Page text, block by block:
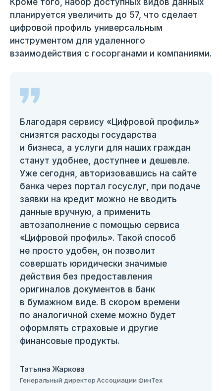
планируется увеличить до 57, что сделает
цифровой профиль универсальным
инструментом для удаленного
взаимодействия с госорганами и компаниями.
Благодаря сервису «Цифровой профиль»
снизятся расходы государства
и бизнеса, а услуги для наших граждан
станут удобнее, доступнее и дешевле.
Уже сегодня, авторизовавшись на сайте
банка через портал госуслуг, при подаче
заявки на кредит можно не вводить
данные вручную, а применить
автозаполнение с помощью сервиса
«Цифровой профиль». Такой способ
не просто удобен, он позволит
совершать юридически значимые
действия без предоставления
оригиналов документов в банк
в бумажном виде. В скором времени
по аналогичной схеме можно будет
оформлять страховые и другие
финансовые продукты.
Татьяна Жаркова
Генеральный директор Ассоциации ФинТех